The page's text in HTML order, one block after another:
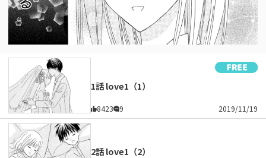
1話 love1（1）
8423 9 2019/11/19
2話 love1（2）